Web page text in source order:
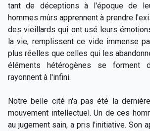
tant de déceptions à l'époque de
hommes mûrs apprennent à prendre
des vieillards qui ont usé leurs
la vie, remplissent ce vide immense
plus réelles que celles qui les
éléments hétérogènes se forment
rayonnent à l'infini.
Notre belle cité n'a pas été la
mouvement intellectuel. Un de ces
au jugement sain, a pris l'initiative. Son